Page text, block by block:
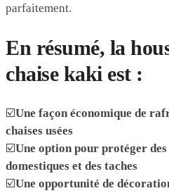
parfaitement.
En résumé, la
chaise kaki est :
☑️Une façon économique de
chaises usées
☑️Une option pour protéger
domestiques et des taches
☑️Une opportunité de